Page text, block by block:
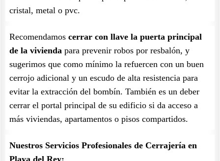
cristal, metal o pvc.
Recomendamos cerrar con llave la puerta principal
de la vivienda para prevenir robos por resbalón, y
sugerimos que como mínimo la refuercen con un buen
cerrojo adicional y un escudo de alta resistencia para
evitar la extracción del bombín. También es un deber
cerrar el portal principal de su edificio si da acceso a
más viviendas, apartamentos o pisos compartidos.
Nuestros Servicios Profesionales de Cerrajería en
Playa del Rey: